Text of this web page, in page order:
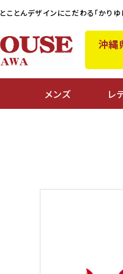
とことんデザインにこだわる「かり
沖縄
メンズ レ